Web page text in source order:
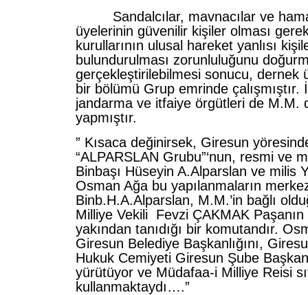
Sandalcılar, mavnacılar ve
üyelerinin güvenilir kişiler olması
kurullarının ulusal hareket yanlısı
bulundurulması zorunluluğunu
gerçekleştirilebilmesi sonucu, dernek
bir bölümü Grup emrinde çalışmıştır.
jandarma ve itfaiye örgütleri de M.M.
yapmıştır.
” Kısaca değinirsek, Giresun
“ALPARSLAN Grubu”‘nun, resmi ve
Binbaşı Hüseyin A.Alparslan ve milis
Osman Ağa bu yapılanmaların
Binb.H.A.Alparslan, M.M.’in bağlı
Milliye Vekili Fevzi ÇAKMAK
yakından tanıdığı bir komutandır.
Giresun Belediye Başkanlığını,
Hukuk Cemiyeti Giresun Şube
yürütüyor ve Müdafaa-i Milliye Reisi
kullanmaktaydı….”